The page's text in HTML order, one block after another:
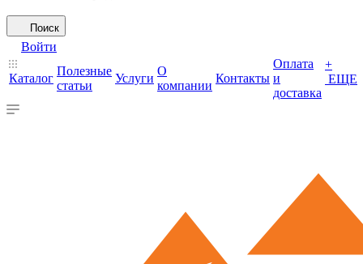
Поиск
Войти
Каталог
Полезные
статьи
Услуги
О
компании
Контакты
Оплата
и
доставка
+
ЕЩЕ